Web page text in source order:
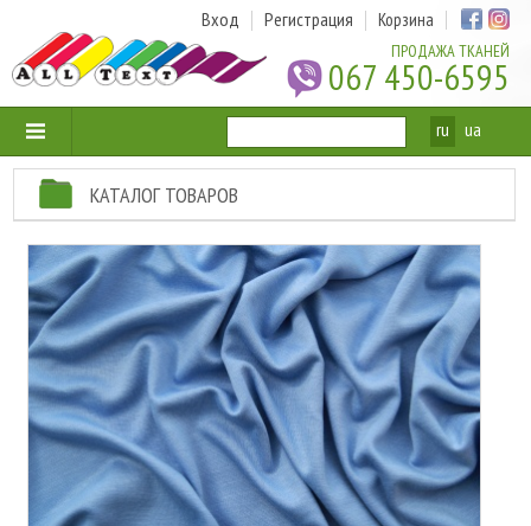
ПРОДАЖА ТКАНЕЙ
067 450-6595
Вход Регистрация Корзина
ru ua
КАТАЛОГ ТОВАРОВ